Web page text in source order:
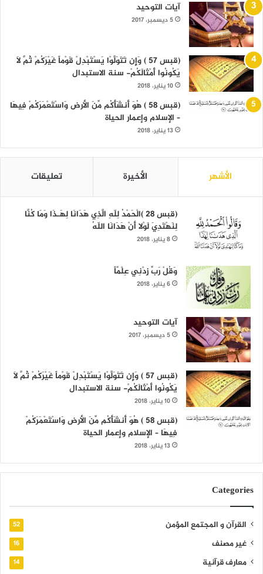
آيات التوحيد
5 ديسمبر، 2017
(قبس 57 ) وَإِن تَتَوَلَّوْا يَسْتَبْدِلْ قَوْماً غَيْرَكُمْ ثُمَّ لَا
يَكُونُوا أَمْثَالَكُمْ- سنة الاستبدال
10 يناير، 2018
(قبس 58 ) هُوَ أَنشَأَكُم مِّنَ الأرض وَاسْتَعْمَرَكُمْ فِيهَا
– الإسلام وإعمار الحياة
13 يناير، 2018
الأشهر الأخيرة تعليقات
(قبس 28 )الْحَمْدُ لِلّهِ الَّذِي هَدَانَا لِهَـذَا وَمَا كُنَّا
لِنَهْتَدِيَ لَوْلا أَنْ هَدَانَا اللّهُ
8 يناير، 2018
وَقُلْ رَبِّ زِدْنِي عِلْمًاً
6 يناير، 2018
آيات التوحيد
5 ديسمبر، 2017
(قبس 57 ) وَإِن تَتَوَلَّوْا يَسْتَبْدِلْ قَوْماً غَيْرَكُمْ ثُمَّ لَا
يَكُونُوا أَمْثَالَكُمْ- سنة الاستبدال
10 يناير، 2018
(قبس 58 ) هُوَ أَنشَأَكُم مِّنَ الأرض وَاسْتَعْمَرَكُمْ
فِيهَا – الإسلام وإعمار الحياة
13 يناير، 2018
Categories
القرآن و المجتمع المؤمن 52
غير مصنف 16
معارف قرآنية 14